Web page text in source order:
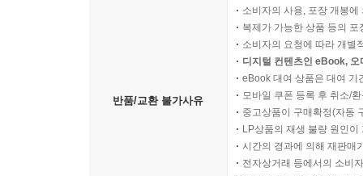
반품/교환 불가사유
소비자의 사용, 포장 개봉
복제가 가능한 상품 등의
소비자의 요청에 따라 개별
디지털 컨텐츠인 eBook,
eBook 대여 상품은 대여 기
모바일 쿠폰 등록 후 취소/
중고상품이 구매확정(자동
LP상품의 재생 불량 원인
시간의 경과에 의해 재판매
전자상거래 등에서의 소비